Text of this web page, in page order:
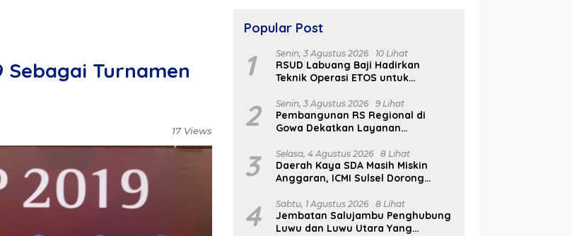
Sebagai Turnamen
17 Views
Popular Post
1 Senin, 3 Agustus 2026 10 Lihat
RSUD Labuang Baji Hadirkan
Teknik Operasi ETOS untuk
Indikasi Medis
2 Senin, 3 Agustus 2026 9 Lihat
Pembangunan RS Regional di
Gowa Dekatkan Layanan
3 Selasa, 4 Agustus 2026 8 Lihat
Daerah Kaya SDA Masih Miskin
Anggaran, ICMI Sulsel Dorong
4 Sabtu, 1 Agustus 2026 8 Lihat
Jembatan Salujambu Penghubung
Luwu dan Luwu Utara Yang